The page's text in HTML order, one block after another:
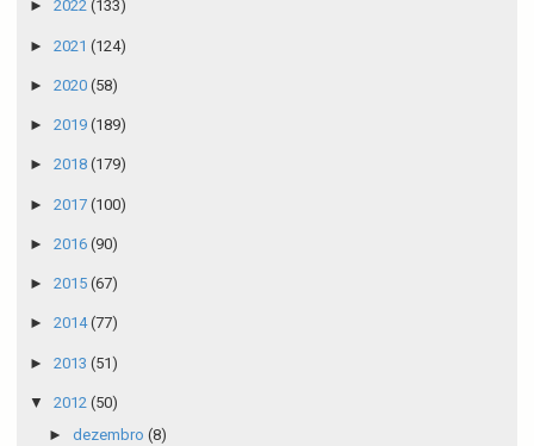
► 2022 (133)
► 2021 (124)
► 2020 (58)
► 2019 (189)
► 2018 (179)
► 2017 (100)
► 2016 (90)
► 2015 (67)
► 2014(77)
► 2013 (51)
▼ 2012 (50)
► dezembro (8)